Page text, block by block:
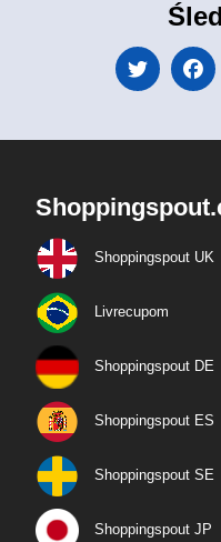
Shoppingspout UK
Livrecupom
Shoppingspout DE
Shoppingspout ES
Shoppingspout SE
Shoppingspout JP